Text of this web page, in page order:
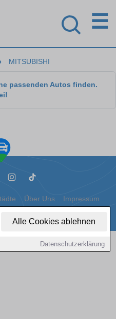
Alle Cookies ablehnen
Datenschutzerklärung
☰
MITSUBISHI
passenden Autos finden.
Über Uns Impressum
Cookies
GmbH | Content by: 1a-sites-autos